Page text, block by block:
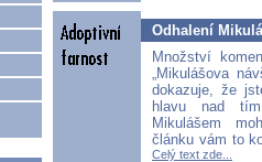
Odhalení
Množství
„Mikulášova
dokazuje, že
hlavu nad
Mikulášem
článku vám to
Celý text zde...